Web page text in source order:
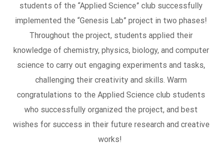
students of the “Applied Science” club successfully
implemented the “Genesis Lab” project in two phases!
Throughout the project, students applied their
knowledge of chemistry, physics, biology, and computer
science to carry out engaging experiments and tasks,
challenging their creativity and skills. Warm
congratulations to the Applied Science club students
who successfully organized the project, and best
wishes for success in their future research and creative
works!